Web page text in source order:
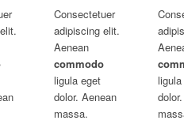
Consectetuer
adipiscing elit.
Aenean
commodo
ligula eget
dolor. Aenean
massa.